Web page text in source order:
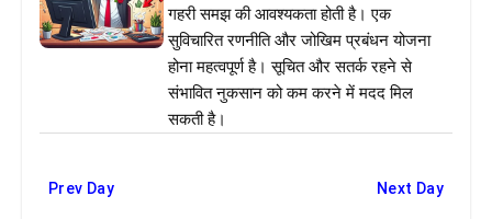
गहरी समझ की आवश्यकता होती है। एक
सुविचारित रणनीति और जोखिम प्रबंधन योजना
होना महत्वपूर्ण है। सूचित और सतर्क रहने से
संभावित नुकसान को कम करने में मदद मिल
सकती है।
Prev Day Next Day